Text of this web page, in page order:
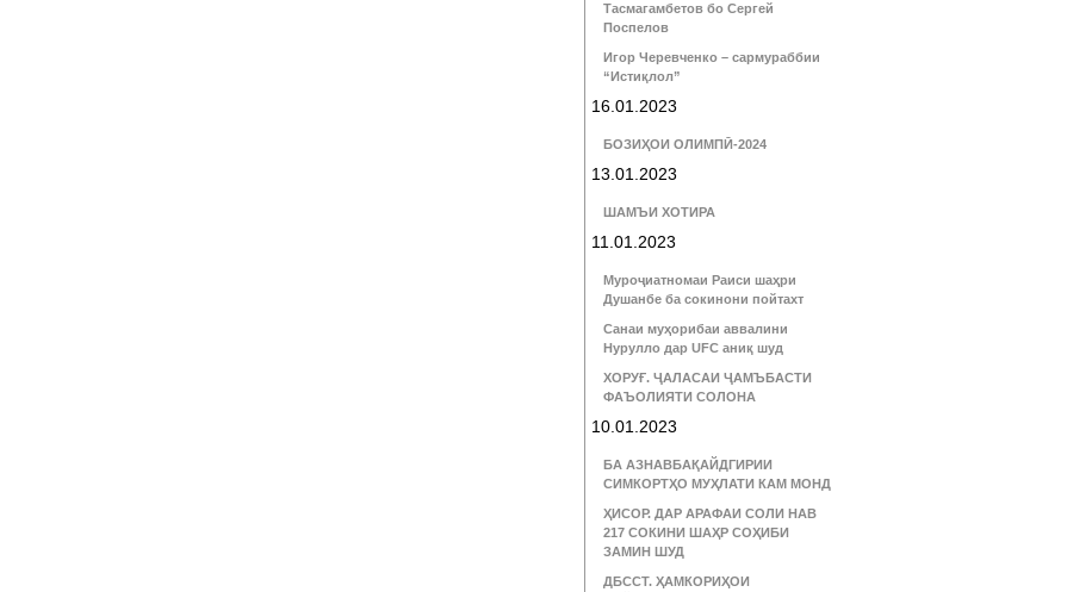
Тасмагамбетов бо Сергей
Поспелов
Игор Черевченко – сармураббии
“Истиқлол”
16.01.2023
БОЗИҲОИ ОЛИМПӢ-2024
13.01.2023
ШАМЪИ ХОТИРА
11.01.2023
Муроҷиатномаи Раиси шаҳри
Душанбе ба сокинони пойтахт
Санаи муҳорибаи аввалини
Нурулло дар UFC аниқ шуд
ХОРУҒ. ҶАЛАСАИ ҶАМЪБАСТИ
ФАЪОЛИЯТИ СОЛОНА
10.01.2023
БА АЗНАВБАҚАЙДГИРИИ
СИМКОРТҲО МУҲЛАТИ КАМ МОНД
ҲИСОР. ДАР АРАФАИ СОЛИ НАВ
217 СОКИНИ ШАҲР СОҲИБИ
ЗАМИН ШУД
ДБССТ. ҲАМКОРИҲОИ